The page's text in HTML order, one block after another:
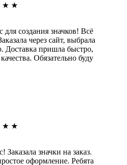
★ ★
создания значков! Всё
через сайт, выбрала
Доставка пришла быстро,
Обязательно буду
★ ★
значки на заказ.
оформление. Ребята